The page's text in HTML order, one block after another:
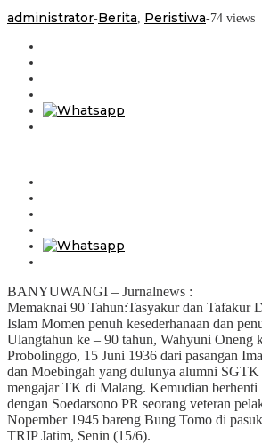
administrator-Berita Peristiwa-74 views
BANYUWANGI – Jurnalnews :
Memaknai 90 Tahun:Tasyakur dan Tafakur
Islam Momen penuh kesederhanaan dan
Ulangtahun ke – 90 tahun, Wahyuni Oneng
Probolinggo, 15 Juni 1936 dari pasangan
dan Moebingah yang dulunya alumni SGTK
mengajar TK di Malang. Kemudian berhenti
dengan Soedarsono PR seorang veteran
Nopember 1945 bareng Bung Tomo di
TRIP Jatim, Senin (15/6).